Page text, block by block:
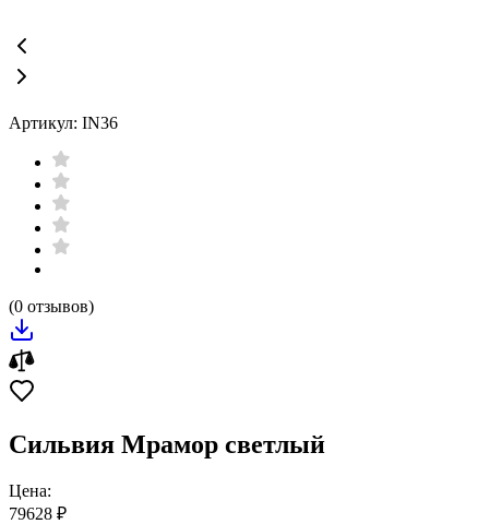
Артикул: IN36
(0 отзывов)
Сильвия Мрамор светлый
Цена:
79628 ₽